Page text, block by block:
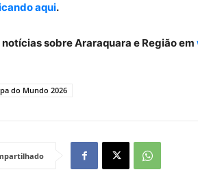
aqui.
notícias sobre Araraquara e Região em
do Mundo 2026